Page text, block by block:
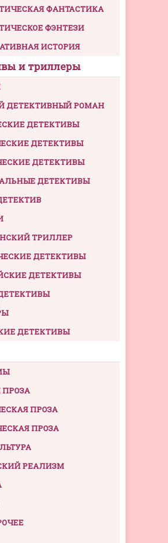
ФАНТАСТИКА
ФЭНТЕЗИ
ИСТОРИЯ
и триллеры
ДЕТЕКТИВНЫЙ РОМАН
ДЕТЕКТИВЫ
ДЕТЕКТИВЫ
ДЕТЕКТИВЫ
ДЕТЕКТИВЫ
ТРИЛЛЕР
ДЕТЕКТИВЫ
ДЕТЕКТИВЫ
ДЕТЕКТИВЫ
ПРОЗА
ПРОЗА
ПРОЗА
РЕАЛИЗМ